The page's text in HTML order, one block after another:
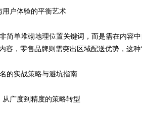
用户体验的平衡艺术
简单堆砌地理位置关键词，而是需在内容
容，零售品牌则需突出区域配送优势，这
的实战策略与避坑指南
从广度到精度的策略转型